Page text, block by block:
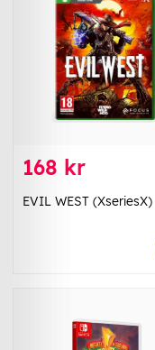
168 kr
EVIL WEST (XseriesX)